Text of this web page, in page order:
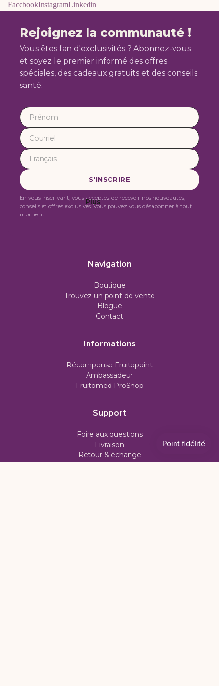
Plus
FacebookInstagramLinkedin
Rejoignez la communauté !
Vous êtes fan d'exclusivités ? Abonnez-vous
et soyez le premier informé des offres
spéciales, des cadeaux gratuits et des conseils
santé.
En vous inscrivant, vous acceptez de recevoir nos nouveautés,
conseils et offres exclusives. Vous pouvez vous désabonner à tout
moment.
Navigation
Boutique
Trouvez un point de vente
Blogue
Contact
Informations
Récompense Fruitopoint
Ambassadeur
Fruitomed ProShop
Support
Foire aux questions
Livraison
Retour & échange
Politique d'abonnement